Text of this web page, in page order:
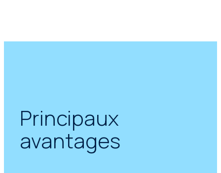
Principaux
avantages